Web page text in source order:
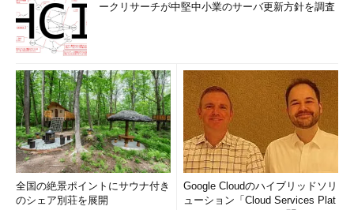
ークリサーチが中堅中小業のサーバ更新方針を調査
全国の絶景ポイントにサウナ付き
のシェア別荘を展開
Google Cloudのハイブリッドソリ
ューション「Cloud Services Plat